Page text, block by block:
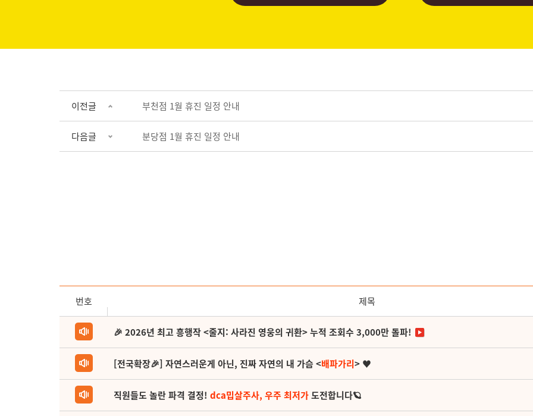
이전글 부천점 1월 휴진 일정 안내
다음글 분당점 1월 휴진 일정 안내
번호 제목
🎉 2026년 최고 흥행작 <줄지: 사라진 영웅의 귀환> 누적 조회수 3,000만 돌파!
[전국확장🎉] 자연스러운게 아닌, 진짜 자연의 내 가슴 <배파가리> ♥
직원들도 놀란 파격 결정! dca밉살주사, 우주 최저가도전합니다🪐